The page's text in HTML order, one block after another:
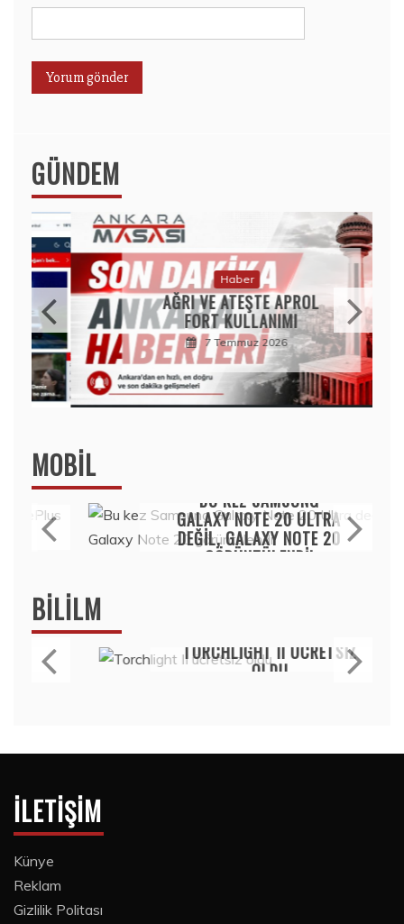
GÜNDEM
Haber
AĞRI VE ATEŞTE APROL
FORT KULLANIMI
7 Temmuz 2026
MOBIL
BU KEZ SAMSUNG
GALAXY NOTE 20 ULTRA
DEĞIL, GALAXY NOTE 20
GÖRÜNTÜLENDI!
BILILM
TORCHLIGHT II ÜCRETSIZ
OLDU
İLETIŞIM
Künye
Reklam
Gizlilik Politası